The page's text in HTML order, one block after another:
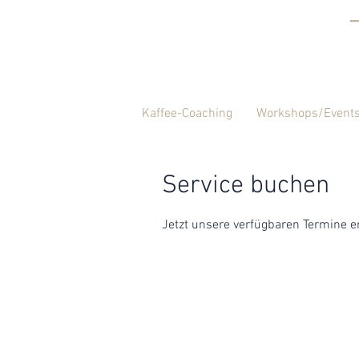
Kaffee-Coaching Workshops/
Service buchen
Jetzt unsere verfügbaren Termine